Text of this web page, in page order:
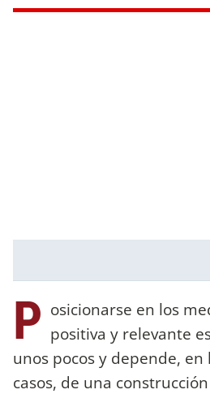
P osicionarse en los
positiva y relevante
unos pocos y depende,
casos, de una